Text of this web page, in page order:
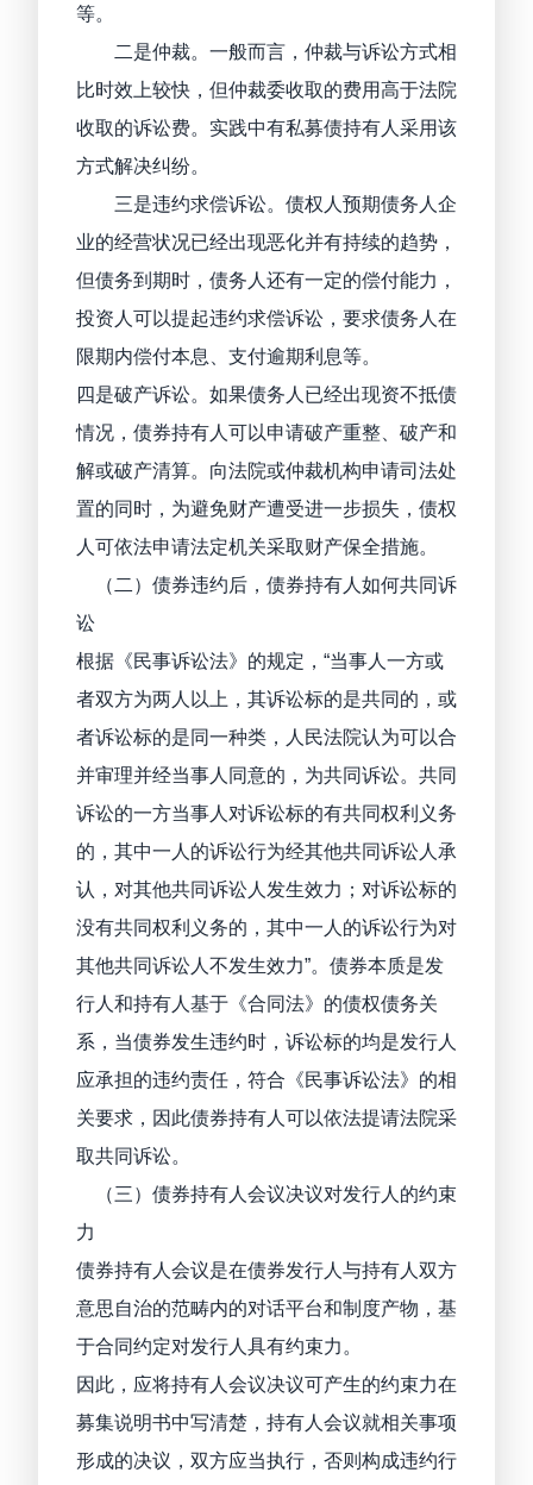
等。
二是仲裁。一般而言，仲裁与诉讼方式相
比时效上较快，但仲裁委收取的费用高于法院
收取的诉讼费。实践中有私募债持有人采用该
方式解决纠纷。
三是违约求偿诉讼。债权人预期债务人企
业的经营状况已经出现恶化并有持续的趋势，
但债务到期时，债务人还有一定的偿付能力，
投资人可以提起违约求偿诉讼，要求债务人在
限期内偿付本息、支付逾期利息等。
四是破产诉讼。如果债务人已经出现资不抵债
情况，债券持有人可以申请破产重整、破产和
解或破产清算。向法院或仲裁机构申请司法处
置的同时，为避免财产遭受进一步损失，债权
人可依法申请法定机关采取财产保全措施。
（二）债券违约后，债券持有人如何共同诉
讼
根据《民事诉讼法》的规定，“当事人一方或
者双方为两人以上，其诉讼标的是共同的，或
者诉讼标的是同一种类，人民法院认为可以合
并审理并经当事人同意的，为共同诉讼。共同
诉讼的一方当事人对诉讼标的有共同权利义务
的，其中一人的诉讼行为经其他共同诉讼人承
认，对其他共同诉讼人发生效力；对诉讼标的
没有共同权利义务的，其中一人的诉讼行为对
其他共同诉讼人不发生效力”。债券本质是发
行人和持有人基于《合同法》的债权债务关
系，当债券发生违约时，诉讼标的均是发行人
应承担的违约责任，符合《民事诉讼法》的相
关要求，因此债券持有人可以依法提请法院采
取共同诉讼。
（三）债券持有人会议决议对发行人的约束
力
债券持有人会议是在债券发行人与持有人双方
意思自治的范畴内的对话平台和制度产物，基
于合同约定对发行人具有约束力。
因此，应将持有人会议决议可产生的约束力在
募集说明书中写清楚，持有人会议就相关事项
形成的决议，双方应当执行，否则构成违约行